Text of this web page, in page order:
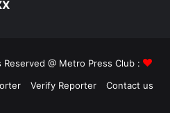
@ Metro Press Club :
Verify Reporter Contact us